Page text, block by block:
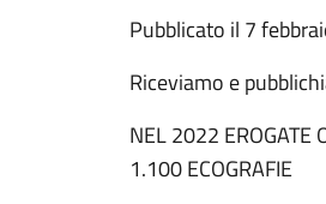
Pubblicato il 7
Riceviamo e
NEL 2022 EROGATE
1.100 ECOGRAFIE